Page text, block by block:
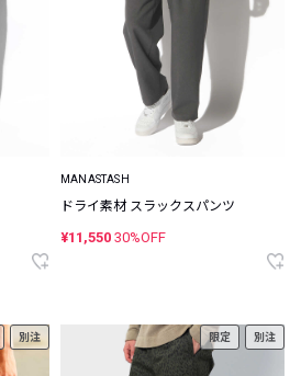
MANASTASH
ドライ素材 スラックスパンツ
¥11,550 30%OFF
別注 限定 別注